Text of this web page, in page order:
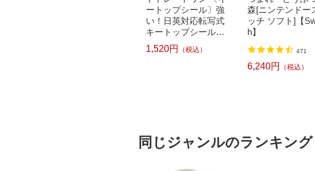
ートップシール〕強
い！日英対応転写式
キートップシールセ
ット ブルー DYKTSB
L
1,520円 （税込）
森[ニンテンドー
ッチ ソフト]【
h】
471
6,240円 （税込）
同じジャンルのランキング